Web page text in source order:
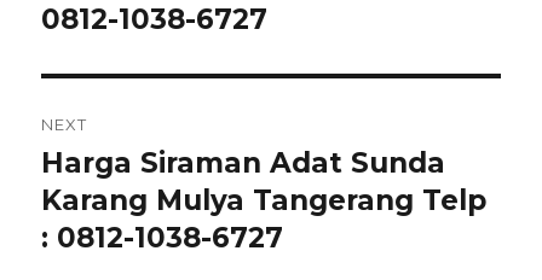
0812-1038-6727
NEXT
Next
post:
Harga Siraman Adat Sunda
Karang Mulya Tangerang Telp
: 0812-1038-6727